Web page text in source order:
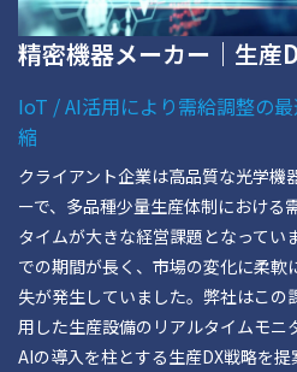
精密機器メーカー｜生産
IoT / AI活用により需給調整の
縮
クライアント企業は高品質な光学機
ーで、多品種少量生産体制における
タイムが大きな経営課題となってい
での期間が長く、市場の変化に柔軟
失が発生していました。弊社はこ
用した生産設備のリアルタイムモニ
AIの導入を柱とする生産DX戦略を